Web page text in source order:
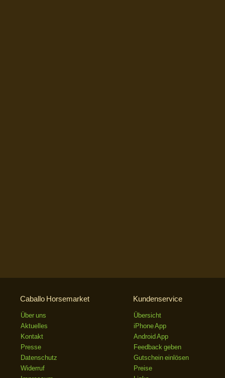
Caballo Horsemarket
Über uns
Aktuelles
Kontakt
Presse
Datenschutz
Widerruf
Kundenservice
Übersicht
iPhone App
Android App
Feedback geben
Gutschein einlösen
Preise